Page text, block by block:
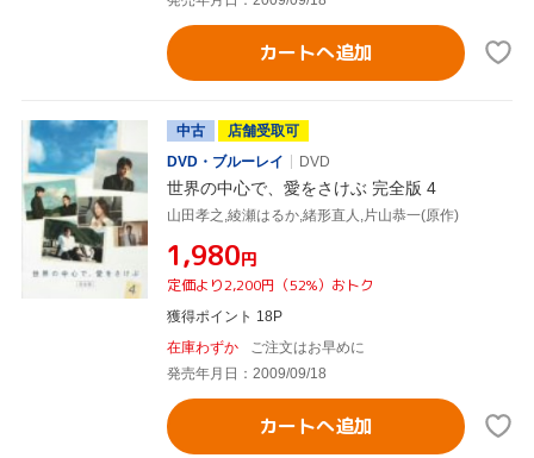
カートへ追加
中古
店舗受取可
DVD・ブルーレイ
DVD
世界の中心で、愛をさけぶ 完全版 4
山田孝之,綾瀬はるか,緒形直人,片山恭一(原作)
¥1,980円
定価より2,200円（52%）おトク
獲得ポイント 18P
在庫わずか
ご注文はお早めに
発売年月日：2009/09/18
カートへ追加